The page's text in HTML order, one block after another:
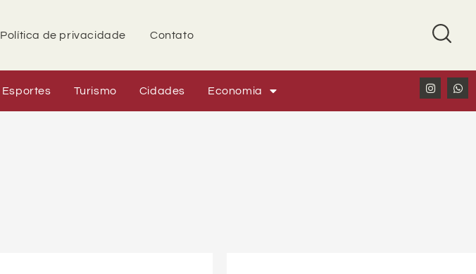
Política de privacidade Contato
Esportes Turismo Cidades Economia